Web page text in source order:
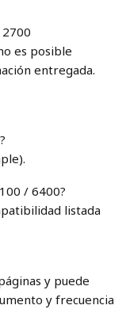
es posible
entregada.
/ 6400?
listada
y puede
y frecuencia